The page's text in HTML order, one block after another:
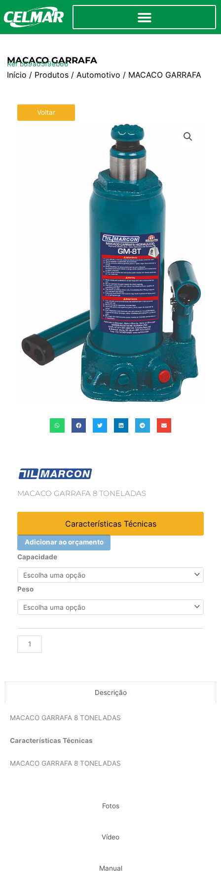
MACACO GARRAFA
Ref b69a05f9eb66
Início / Produtos/ Automotivo / MACACO GARRAFA
Voltar
MACACO GARRAFA 8 TONELADAS
Características Técnicas
Adicionar ao orçamento
Capacidade
Peso
MACACO
GARRAFA
quantidade
Descrição
Fotos
Vídeo
Manual
MACACO GARRAFA 8 TONELADAS
Características Técnicas
MACACO GARRAFA 8 TONELADAS